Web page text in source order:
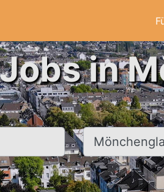
in
Ort, Stadt